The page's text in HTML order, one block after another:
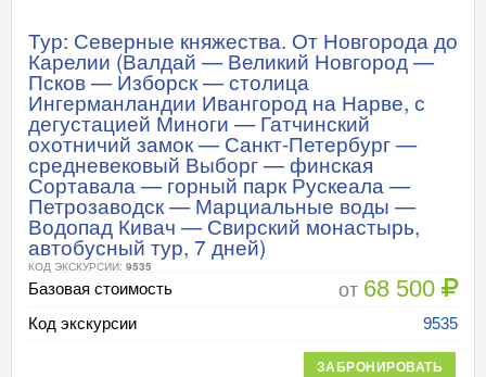
Тур: Северные княжества. От Новгорода до
Карелии (Валдай — Великий Новгород —
Псков — Изборск — столица
Ингерманландии Ивангород на Нарве, с
дегустацией Миноги — Гатчинский
охотничий замок — Санкт-Петербург —
средневековый Выборг — финская
Сортавала — горный парк Рускеала —
Петрозаводск — Марциальные воды —
Водопад Кивач — Свирский монастырь,
автобусный тур, 7 дней)
КОД ЭКСКУРСИИ: 9535
Базовая стоимость от 68 500
Код экскурсии 9535
ЗАБРОНИРОВАТЬ